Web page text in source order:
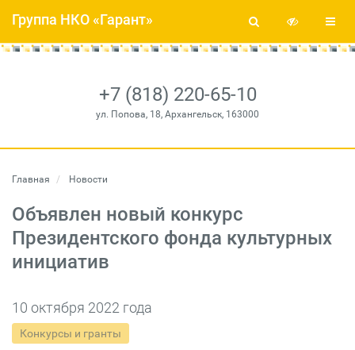
+7 (818) 220-65-10
ул. Попова, 18, Архангельск, 163000
Группа НКО «Гарант»
Главная Новости
Объявлен новый конкурс
Президентского фонда культурных
инициатив
10 октября 2022 года
Конкурсы и гранты